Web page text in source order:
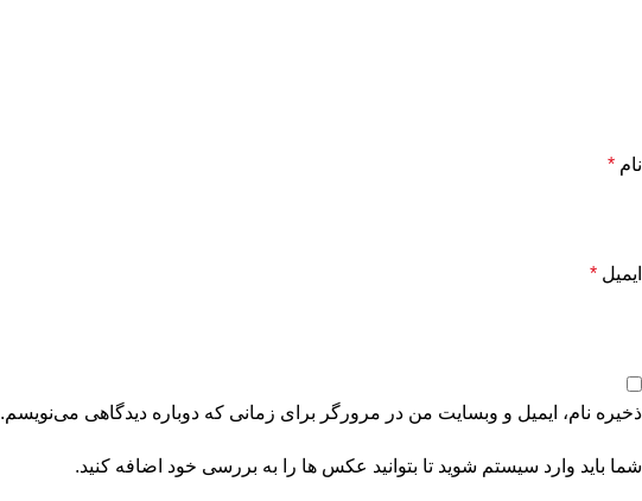
نام *
ایمیل *
ذخیره نام، ایمیل و وبسایت من در مرورگر برای زمانی که دوباره دیدگاهی می‌نویسم.
شما باید وارد سیستم شوید تا بتوانید عکس ها را به بررسی خود اضافه کنید.